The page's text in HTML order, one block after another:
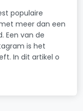
populaire
meer dan een
Een van de
is het
In dit artikel o